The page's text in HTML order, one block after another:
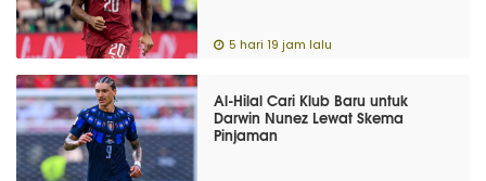
5 hari 19 jam lalu
Al-Hilal Cari Klub Baru untuk
Darwin Nunez Lewat Skema
Pinjaman